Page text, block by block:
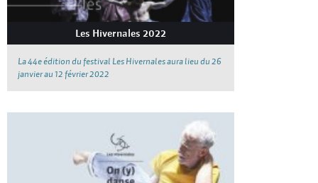
Les Hivernales 2022
La 44e édition du festival Les Hivernales aura lieu du 26
janvier au 12 février 2022